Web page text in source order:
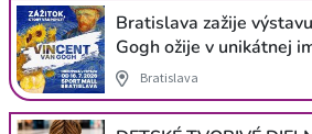
Bratislava zažije
Gogh ožije v unikátnej
Bratislava